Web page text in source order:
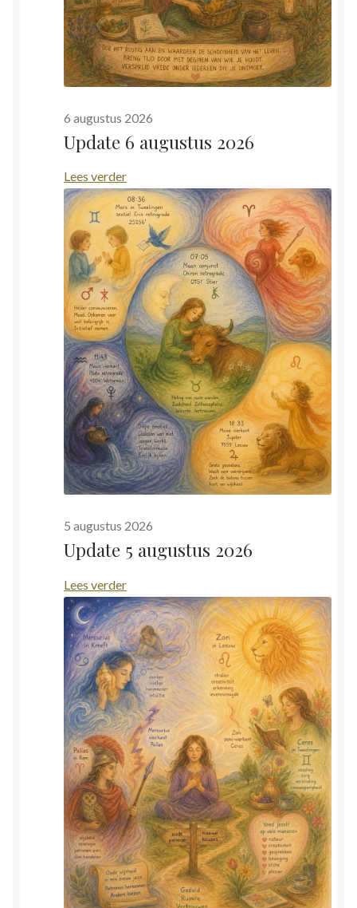
6 augustus 2026
Update 6 augustus 2026
Lees verder:
Update
6
augustus
2026
5 augustus 2026
Update 5 augustus 2026
Lees verder:
Update
5
augustus
2026